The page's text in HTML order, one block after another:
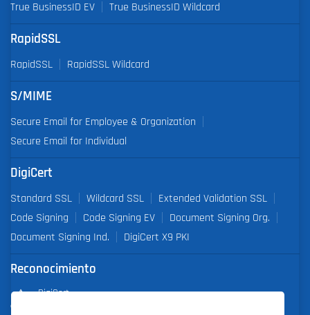
True BusinessID EV
True BusinessID Wildcard
RapidSSL
RapidSSL RapidSSL Wildcard
S/MIME
Secure Email for Employee & Organization
Secure Email for Individual
DigiCert
Standard SSL Wildcard SSL
Extended Validation SSL
Code Signing
Code Signing EV
Document Signing Org.
Document Signing Ind.
DigiCert X9 PKI
Reconocimiento
DigiCert